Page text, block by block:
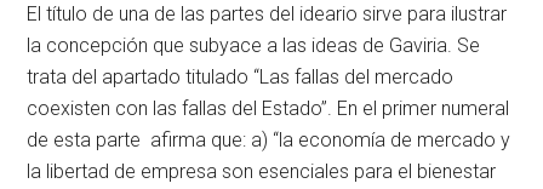
El título de una de las partes del ideario sirve para ilustrar
la concepción que subyace a las ideas de Gaviria. Se
trata del apartado titulado “Las fallas del mercado
coexisten con las fallas del Estado”. En el primer numeral
de esta parte afirma que: a) “la economía de mercado y
la libertad de empresa son esenciales para el bienestar